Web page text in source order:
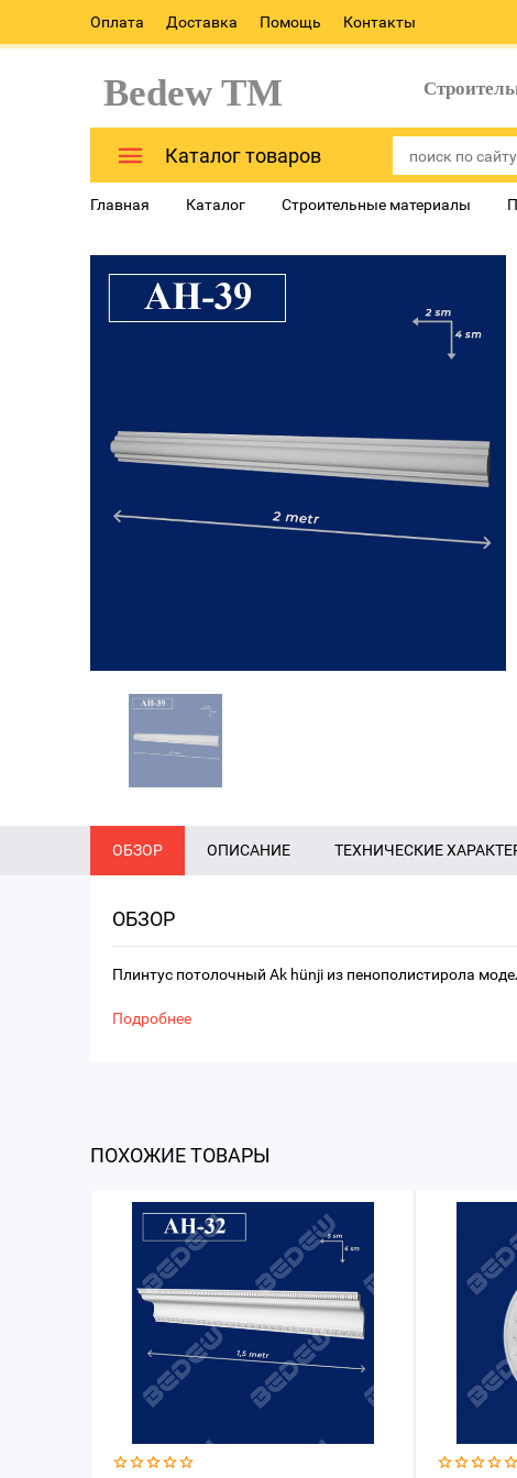
Оплата Доставка Помощь Контакты
Bedew TM
Каталог товаров
Главная Каталог Строительные материалы
ОБЗОР ОПИСАНИЕ ТЕХНИЧЕСКИЕ
ОБЗОР
Плинтус потолочный Ak hünji из пенополистирола
Подробнее
ПОХОЖИЕ ТОВАРЫ